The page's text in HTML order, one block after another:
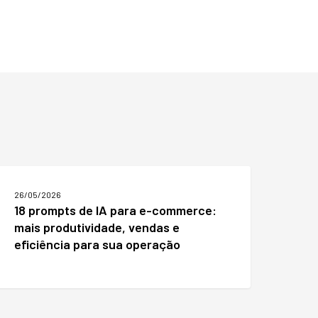
para
26/05/2026
18 prompts de IA para e-commerce:
mais produtividade, vendas e
eficiência para sua operação